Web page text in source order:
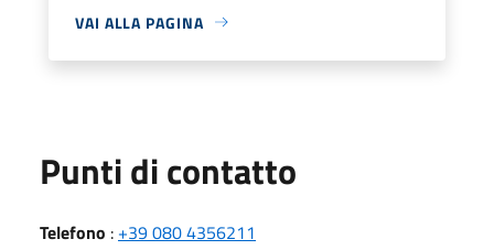
VAI ALLA PAGINA
Punti di contatto
Telefono : +39 080 4356211